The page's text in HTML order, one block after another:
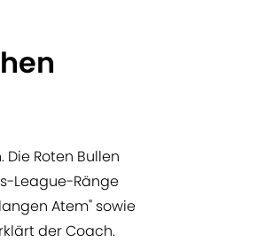
Roten Bullen
League-Ränge
Atem" sowie
der Coach.